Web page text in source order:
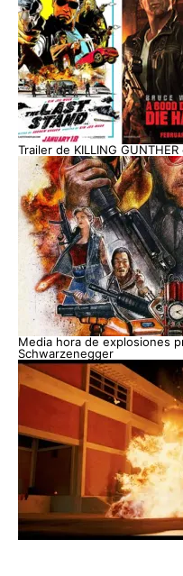
Trailer de KILLING
Media hora de explosiones
Schwarzenegger